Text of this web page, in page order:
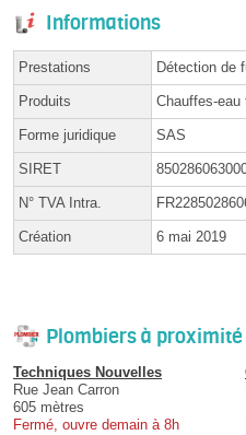
Informations
Prestations Détection de
Produits Chauffes-eau
Forme juridique SAS
SIRET
N° TVA Intra.
Création 6 mai 2019
Plombiers à proximité
Techniques Nouvelles
Rue Jean Carron
605 mètres
Fermé, ouvre demain à 8h